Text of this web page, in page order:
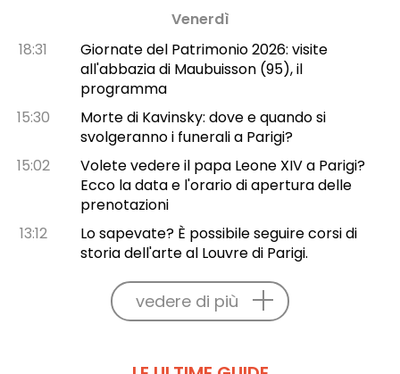
Venerdì
18:31
Giornate del Patrimonio 2026: visite
all'abbazia di Maubuisson (95), il
programma
15:30
Morte di Kavinsky: dove e quando si
svolgeranno i funerali a Parigi?
15:02
Volete vedere il papa Leone XIV a Parigi?
Ecco la data e l'orario di apertura delle
prenotazioni
13:12
Lo sapevate? È possibile seguire corsi di
storia dell'arte al Louvre di Parigi.
vedere di più